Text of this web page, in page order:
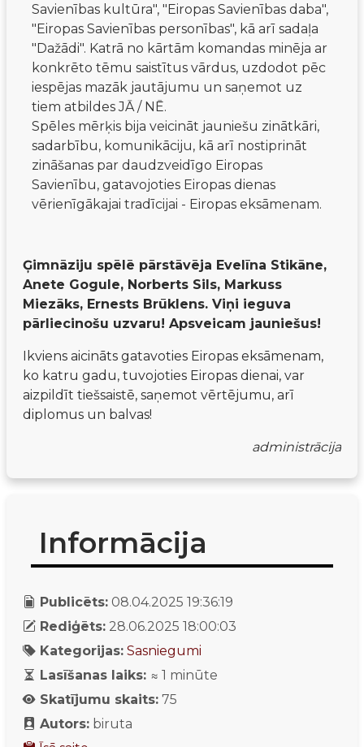
Savienības kultūra", "Eiropas Savienības daba",
"Eiropas Savienības personības", kā arī sadaļa
"Dažādi". Katrā no kārtām komandas minēja ar
konkrēto tēmu saistītus vārdus, uzdodot pēc
iespējas mazāk jautājumu un saņemot uz
tiem atbildes JĀ / NĒ.
Spēles mērķis bija veicināt jauniešu zinātkāri,
sadarbību, komunikāciju, kā arī nostiprināt
zināšanas par daudzveidīgo Eiropas
Savienību, gatavojoties Eiropas dienas
vērienīgākajai tradīcijai - Eiropas eksāmenam.
Ģimnāziju spēlē pārstāvēja Evelīna Stikāne,
Anete Gogule, Norberts Sils, Markuss
Miezāks, Ernests Brūklens. Viņi ieguva
pārliecinošu uzvaru! Apsveicam jauniešus!
Ikviens aicināts gatavoties Eiropas eksāmenam,
ko katru gadu, tuvojoties Eiropas dienai, var
aizpildīt tiešsaistē, saņemot vērtējumu, arī
diplomus un balvas!
administrācija
Informācija
Publicēts: 08.04.2025 19:36:19
Rediģēts: 28.06.2025 18:00:03
Kategorijas: Sasniegumi
Lasīšanas laiks: ≈ 1 minūte
Skatījumu skaits: 75
Autors: biruta